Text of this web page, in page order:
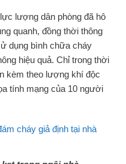
lượng dân phòng đã hô
quanh, đồng thời thông
dụng bình chữa cháy
hiệu quả. Chỉ trong thời
kèm theo lượng khí độc
tính mạng của 10 người